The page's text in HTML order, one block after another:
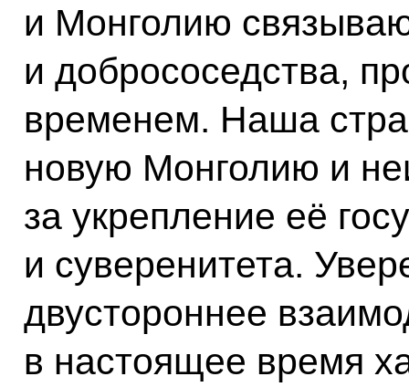
и Монголию
и добрососедства,
временем. Наша
новую Монголию и
за укрепление её
и суверенитета.
двустороннее
в настоящее время